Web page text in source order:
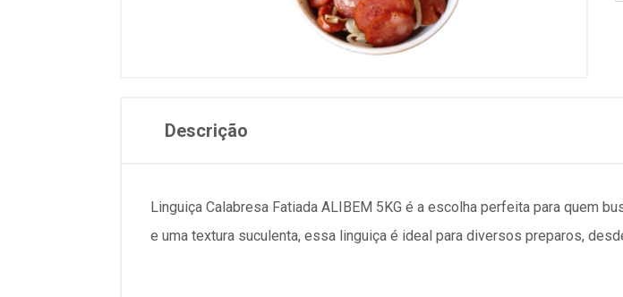
Descrição
Linguiça Calabresa Fatiada ALIBEM 5KG é a escolha perfeita para quem
e uma textura suculenta, essa linguiça é ideal para diversos preparos,